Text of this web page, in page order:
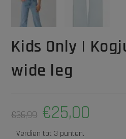
Kids Only |
wide leg
€36,99 €25,00
Verdien tot 3 punten.